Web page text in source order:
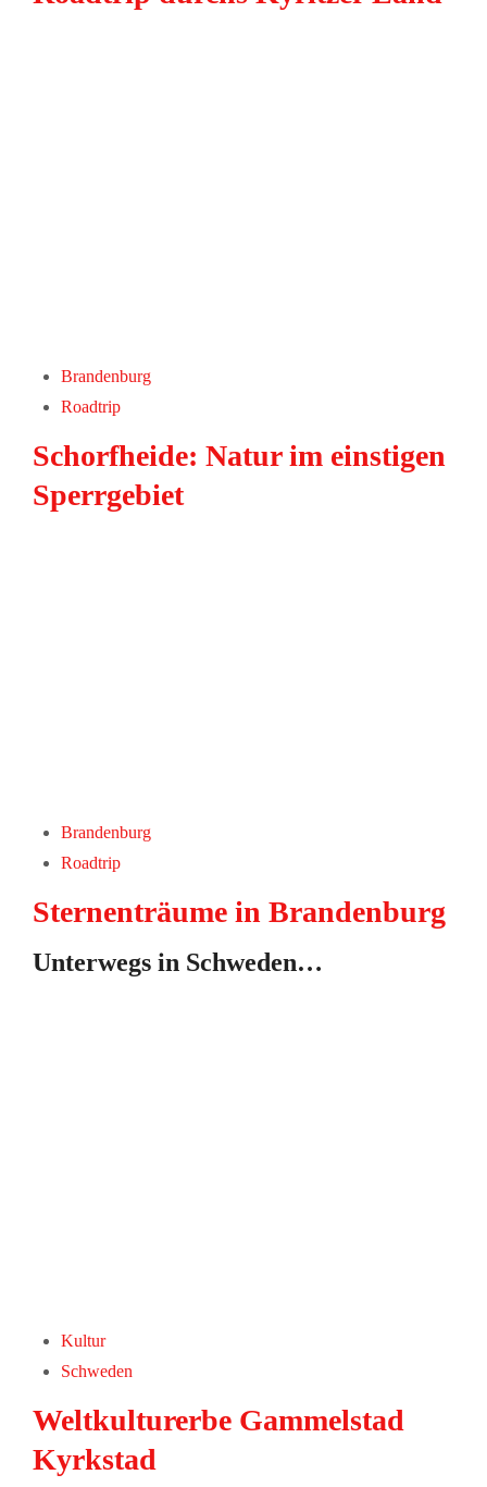
Brandenburg
Roadtrip
Schorfheide: Natur im einstigen
Sperrgebiet
Brandenburg
Roadtrip
Sternenträume in Brandenburg
Unterwegs in Schweden…
Kultur
Schweden
Weltkulturerbe Gammelstad
Kyrkstad